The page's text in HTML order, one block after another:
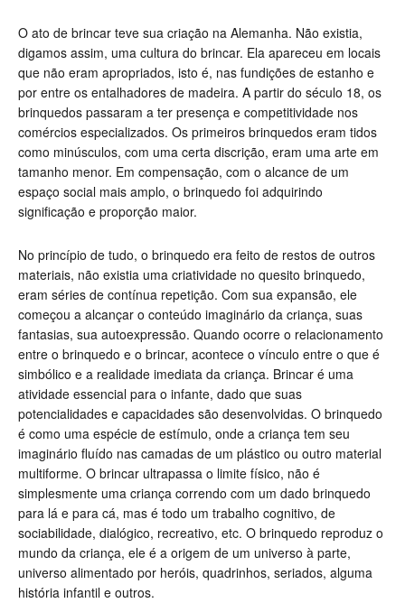
O ato de brincar teve sua criação na Alemanha. Não existia,
digamos assim, uma cultura do brincar. Ela apareceu em locais
que não eram apropriados, isto é, nas fundições de estanho e
por entre os entalhadores de madeira. A partir do século 18, os
brinquedos passaram a ter presença e competitividade nos
comércios especializados. Os primeiros brinquedos eram tidos
como minúsculos, com uma certa discrição, eram uma arte em
tamanho menor. Em compensação, com o alcance de um
espaço social mais amplo, o brinquedo foi adquirindo
significação e proporção maior.
No princípio de tudo, o brinquedo era feito de restos de outros
materiais, não existia uma criatividade no quesito brinquedo,
eram séries de contínua repetição. Com sua expansão, ele
começou a alcançar o conteúdo imaginário da criança, suas
fantasias, sua autoexpressão. Quando ocorre o relacionamento
entre o brinquedo e o brincar, acontece o vínculo entre o que é
simbólico e a realidade imediata da criança. Brincar é uma
atividade essencial para o infante, dado que suas
potencialidades e capacidades são desenvolvidas. O brinquedo
é como uma espécie de estímulo, onde a criança tem seu
imaginário fluído nas camadas de um plástico ou outro material
multiforme. O brincar ultrapassa o limite físico, não é
simplesmente uma criança correndo com um dado brinquedo
para lá e para cá, mas é todo um trabalho cognitivo, de
sociabilidade, dialógico, recreativo, etc. O brinquedo reproduz o
mundo da criança, ele é a origem de um universo à parte,
universo alimentado por heróis, quadrinhos, seriados, alguma
história infantil e outros.